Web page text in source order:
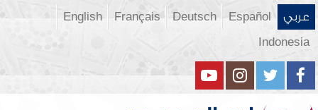
عربي Español
Deutsch
Français
English
Indonesia